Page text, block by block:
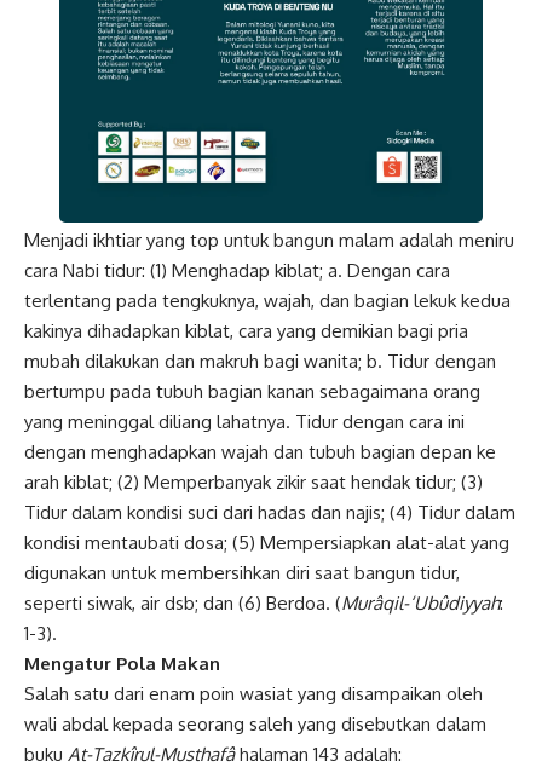
Menjadi ikhtiar yang top untuk bangun malam adalah meniru
cara Nabi tidur: (1) Menghadap kiblat; a. Dengan cara
terlentang pada tengkuknya, wajah, dan bagian lekuk kedua
kakinya dihadapkan kiblat, cara yang demikian bagi pria
mubah dilakukan dan makruh bagi wanita; b. Tidur dengan
bertumpu pada tubuh bagian kanan sebagaimana orang
yang meninggal diliang lahatnya. Tidur dengan cara ini
dengan menghadapkan wajah dan tubuh bagian depan ke
arah kiblat; (2) Memperbanyak zikir saat hendak tidur; (3)
Tidur dalam kondisi suci dari hadas dan najis; (4) Tidur dalam
kondisi mentaubati dosa; (5) Mempersiapkan alat-alat yang
digunakan untuk membersihkan diri saat bangun tidur,
seperti siwak, air dsb; dan (6) Berdoa. (Murâqil-‘Ubûdiyyah:
1-3).
Mengatur Pola Makan
Salah satu dari enam poin wasiat yang disampaikan oleh
wali abdal kepada seorang saleh yang disebutkan dalam
buku At-Tazkîrul-Musthafâhalaman 143 adalah: